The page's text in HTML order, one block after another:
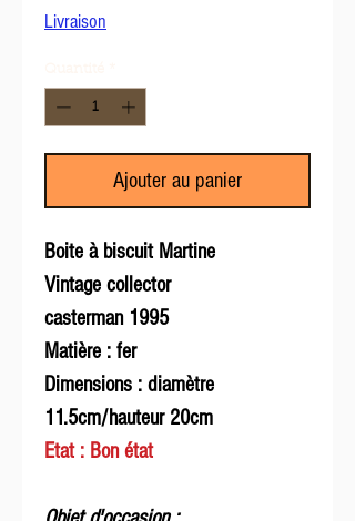
Livraison
Ajouter au panier
Boite à biscuit Martine
Vintage collector
casterman 1995
Matière : fer
Dimensions : diamètre
11.5cm/hauteur 20cm
Etat : Bon état